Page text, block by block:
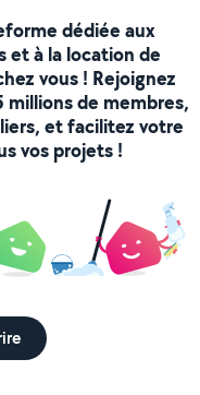
dédiée aux
et à la location de
vous ! Rejoignez
de membres,
et facilitez votre
vos projets !